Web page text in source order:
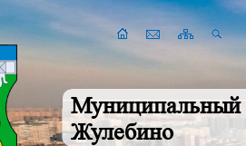
Муниципальный
Жулебино